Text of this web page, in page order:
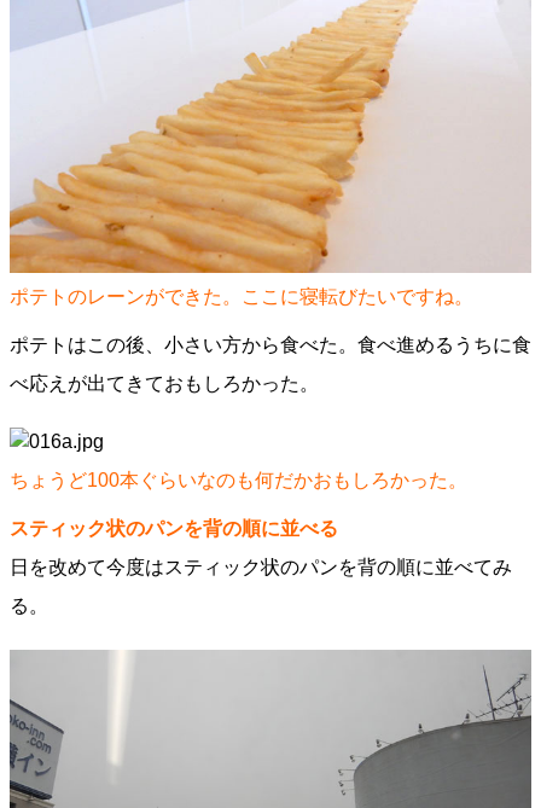
ポテトのレーンができた。ここに寝転びたいですね。
ポテトはこの後、小さい方から食べた。食べ進めるうちに食
べ応えが出てきておもしろかった。
ちょうど100本ぐらいなのも何だかおもしろかった。
スティック状のパンを背の順に並べる
日を改めて今度はスティック状のパンを背の順に並べてみ
る。